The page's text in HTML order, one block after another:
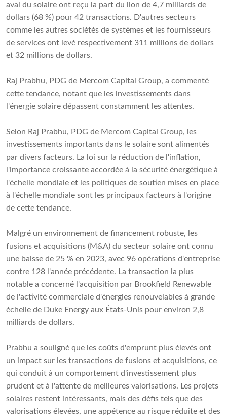
aval du solaire ont reçu la part du lion de 4,7 milliards de
dollars (68 %) pour 42 transactions. D'autres secteurs
comme les autres sociétés de systèmes et les fournisseurs
de services ont levé respectivement 311 millions de dollars
et 32 ​​millions de dollars.
Raj Prabhu, PDG de Mercom Capital Group, a commenté
cette tendance, notant que les investissements dans
l'énergie solaire dépassent constamment les attentes.
Selon Raj Prabhu, PDG de Mercom Capital Group, les
investissements importants dans le solaire sont alimentés
par divers facteurs. La loi sur la réduction de l'inflation,
l'importance croissante accordée à la sécurité énergétique à
l'échelle mondiale et les politiques de soutien mises en place
à l'échelle mondiale sont les principaux facteurs à l'origine
de cette tendance.
Malgré un environnement de financement robuste, les
fusions et acquisitions (M&A) du secteur solaire ont connu
une baisse de 25 % en 2023, avec 96 opérations d'entreprise
contre 128 l'année précédente. La transaction la plus
notable a concerné l'acquisition par Brookfield Renewable
de l'activité commerciale d'énergies renouvelables à grande
échelle de Duke Energy aux États-Unis pour environ 2,8
milliards de dollars.
Prabhu a souligné que les coûts d'emprunt plus élevés ont
un impact sur les transactions de fusions et acquisitions, ce
qui conduit à un comportement d'investissement plus
prudent et à l'attente de meilleures valorisations. Les projets
solaires restent intéressants, mais des défis tels que des
valorisations élevées, une appétence au risque réduite et des